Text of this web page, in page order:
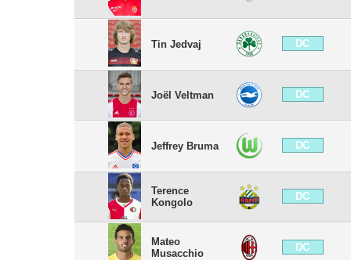
Tin Jedvaj DC
Joël Veltman DC
Jeffrey Bruma DC
Terence
Kongolo
DC
Mateo
Musacchio
DC